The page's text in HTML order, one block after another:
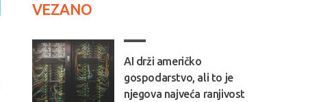
VEZANO
AI drži američko
gospodarstvo, ali to je
njegova najveća ranjivost